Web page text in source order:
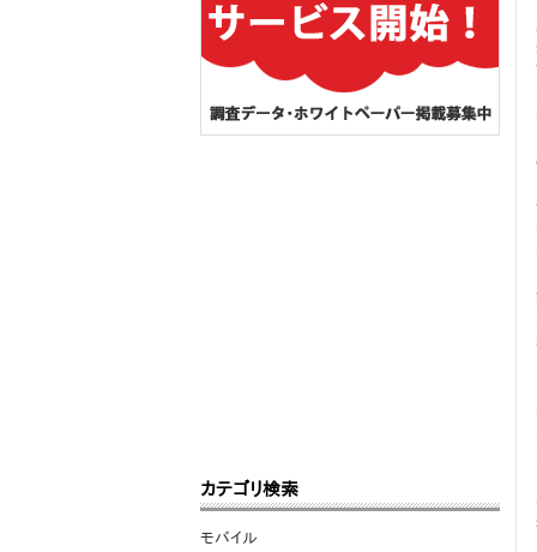
カテゴリ検索
モバイル